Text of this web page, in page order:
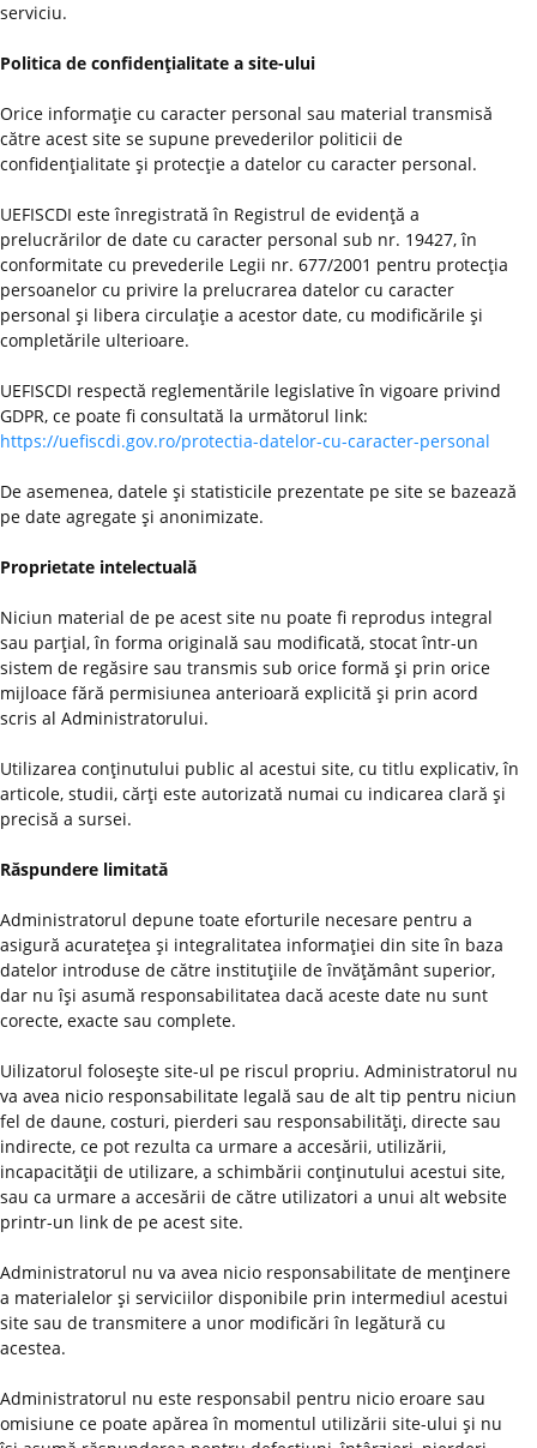
serviciu.
Politica de confidenţialitate a site-ului
Orice informaţie cu caracter personal sau material transmisă
către acest site se supune prevederilor politicii de
confidenţialitate şi protecţie a datelor cu caracter personal.
UEFISCDI este înregistrată în Registrul de evidenţă a
prelucrărilor de date cu caracter personal sub nr. 19427, în
conformitate cu prevederile Legii nr. 677/2001 pentru protecţia
persoanelor cu privire la prelucrarea datelor cu caracter
personal şi libera circulaţie a acestor date, cu modificările şi
completările ulterioare.
UEFISCDI respectă reglementările legislative în vigoare privind
GDPR, ce poate fi consultată la următorul link:
https://uefiscdi.gov.ro/protectia-datelor-cu-caracter-personal
De asemenea, datele şi statisticile prezentate pe site se bazează
pe date agregate şi anonimizate.
Proprietate intelectuală
Niciun material de pe acest site nu poate fi reprodus integral
sau parţial, în forma originală sau modificată, stocat într-un
sistem de regăsire sau transmis sub orice formă şi prin orice
mijloace fără permisiunea anterioară explicită şi prin acord
scris al Administratorului.
Utilizarea conţinutului public al acestui site, cu titlu explicativ, în
articole, studii, cărţi este autorizată numai cu indicarea clară şi
precisă a sursei.
Răspundere limitată
Administratorul depune toate eforturile necesare pentru a
asigură acurateţea şi integralitatea informaţiei din site în baza
datelor introduse de către instituţiile de învăţământ superior,
dar nu îşi asumă responsabilitatea dacă aceste date nu sunt
corecte, exacte sau complete.
Uilizatorul foloseşte site-ul pe riscul propriu. Administratorul nu
va avea nicio responsabilitate legală sau de alt tip pentru niciun
fel de daune, costuri, pierderi sau responsabilităţi, directe sau
indirecte, ce pot rezulta ca urmare a accesării, utilizării,
incapacităţii de utilizare, a schimbării conţinutului acestui site,
sau ca urmare a accesării de către utilizatori a unui alt website
printr-un link de pe acest site.
Administratorul nu va avea nicio responsabilitate de menţinere
a materialelor şi serviciilor disponibile prin intermediul acestui
site sau de transmitere a unor modificări în legătură cu
acestea.
Administratorul nu este responsabil pentru nicio eroare sau
omisiune ce poate apărea în momentul utilizării site-ului şi nu